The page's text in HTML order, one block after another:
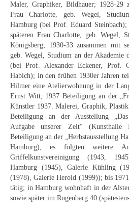
Unbekannt
Autographen /
Herkunft &
Berliner Künstler
Düsseldorfer Künstler
Fränkische Künstler
Hamburger Künstler
Münchner Künstler
Pfälzer Künstler
Schwäbische Künstler
Maler, Graphiker, Bildhauer; 1928-29
Frau Charlotte, geb. Wegel,
Hamburg (bei Prof. Eduard Steinbach);
späteren Frau Charlotte, geb. Wegel,
Königsberg; 1930-33 zusammen mit
geb. Wegel, Studium an der Akademie
(bei Prof. Alexander Eckener, Prof.
Habich); in den frühen 1930er Jahren
Hilmer eine Atelierwohnung in der
Ernst Witt; 1937 Beteiligung an der
Künstler 1937. Malerei, Graphik,
Beteiligung an der Ausstellung
Aufgabe unserer Zeit“
Beteiligung an der „Herbstausstellung
Hamburg); es folgten weitere
Griffelkunstvereinigung (1943,
Hamburg (1945), Galerie Kühling
(1978), Galerie Herold (1999)); bis
tätig; in Hamburg wohnhaft in der
sowie später im Rugenbarg 40